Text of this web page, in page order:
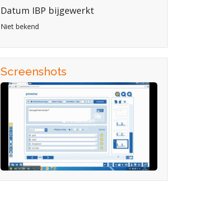
Datum IBP bijgewerkt
Niet bekend
Screenshots